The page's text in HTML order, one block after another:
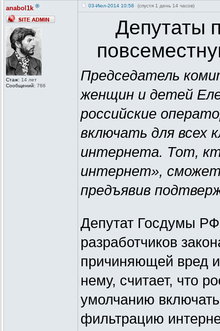
anabol1k ®
Стаж: 14 лет
Сообщений: 766
03-Июл-2014 10:58 (спустя 1 день 14 часов)
Депутаты
Председатель
женщин и детей
российские
включать для всех
интернета. Тот,
интернет», сможет
предъявив
Депутат Госдумы
разработчиков
причиняющей вред
нему, считает, что
умолчанию
фильтрацию